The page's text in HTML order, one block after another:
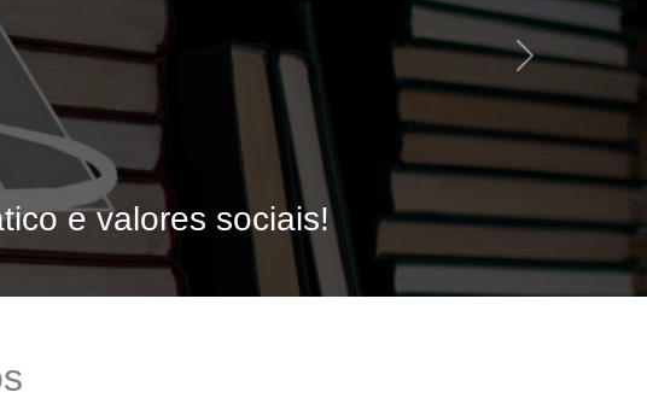
e valores sociais!
Próximo